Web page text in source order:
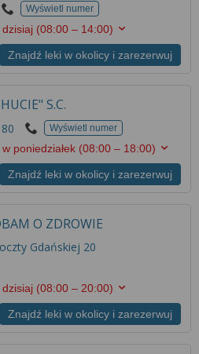
Wyświetl numer
(08:00 – 14:00)
Znajdź leki w okolicy i zarezerwuj
S.C.
Wyświetl numer
poniedziałek (08:00 – 18:00)
Znajdź leki w okolicy i zarezerwuj
O ZDROWIE
Gdańskiej 20
(08:00 – 20:00)
Znajdź leki w okolicy i zarezerwuj